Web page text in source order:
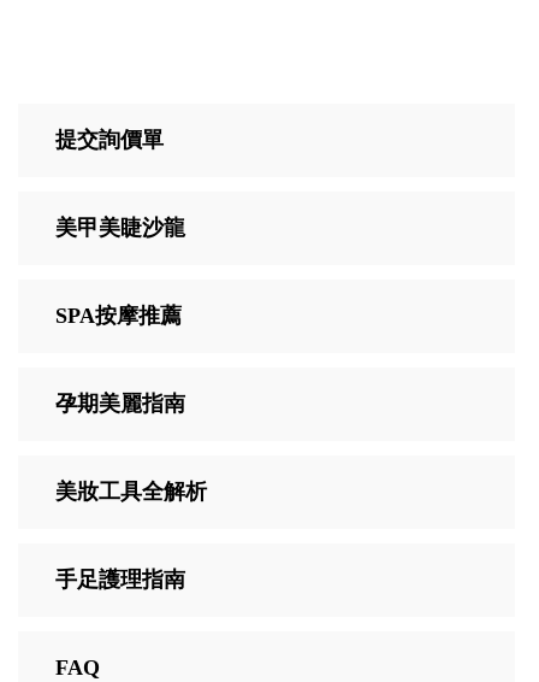
提交詢價單
美甲美睫沙龍
SPA按摩推薦
孕期美麗指南
美妝工具全解析
手足護理指南
FAQ